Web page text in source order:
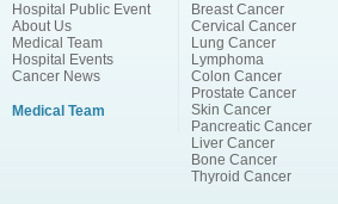
Hospital Public Event
About Us
Medical Team
Hospital Events
Cancer News
Medical Team
Breast Cancer
Cervical Cancer
Lung Cancer
Lymphoma
Colon Cancer
Prostate Cancer
Skin Cancer
Pancreatic Cancer
Liver Cancer
Bone Cancer
Thyroid Cancer